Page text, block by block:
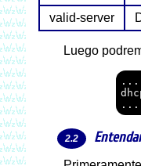
valid-server
Luego
...